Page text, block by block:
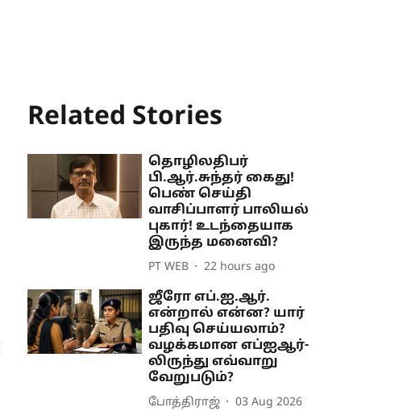
Related Stories
தொழிலதிபர்
பி.ஆர்.சுந்தர் கைது!
பெண் செய்தி
வாசிப்பாளர் பாலியல்
புகார்! உடந்தையாக
இருந்த மனைவி?
PT WEB 22 hours ago
ஜீரோ எப்.ஐ.ஆர்.
என்றால் என்ன? யார்
பதிவு செய்யலாம்?
வழக்கமான எப்ஐஆர்-
லிருந்து எவ்வாறு
வேறுபடும்?
போத்திராஜ் 03 Aug 2026